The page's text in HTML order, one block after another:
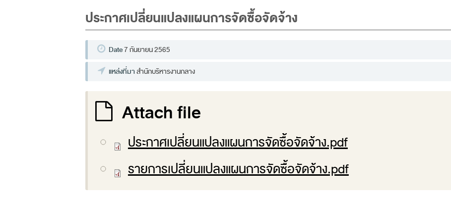
ประกาศเปลี่ยนแปลงแผนการจัดซื้อจัดจ้าง
Date7 กันยายน 2565
แหล่งที่มาสำนักบริหารงานกลาง
Attach file
ประกาศเปลี่ยนแปลงแผนการจัดซื้อจัดจ้าง.pdf
รายการเปลี่ยนแปลงแผนการจัดซื้อจัดจ้าง.pdf